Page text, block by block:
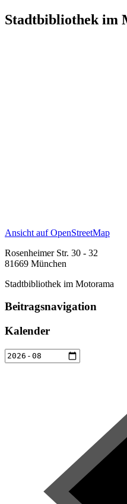
Stadtbibliothek im
Ansicht auf OpenStreetMap
Rosenheimer Str. 30 - 32
81669 München
Stadtbibliothek im Motorama
Beitragsnavigation
Kalender